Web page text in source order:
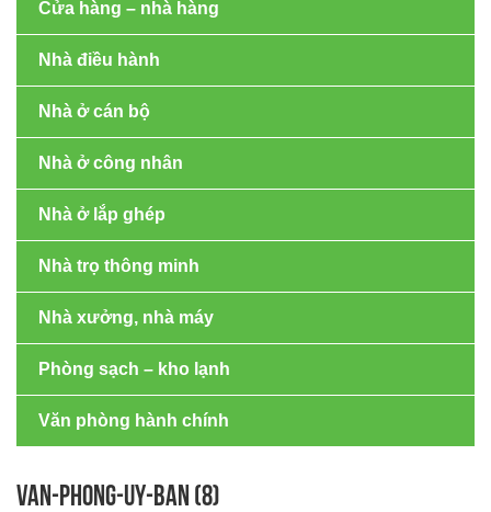
Cửa hàng – nhà hàng
Nhà điều hành
Nhà ở cán bộ
Nhà ở công nhân
Nhà ở lắp ghép
Nhà trọ thông minh
Nhà xưởng, nhà máy
Phòng sạch – kho lạnh
Văn phòng hành chính
VAN-PHONG-UY-BAN (8)